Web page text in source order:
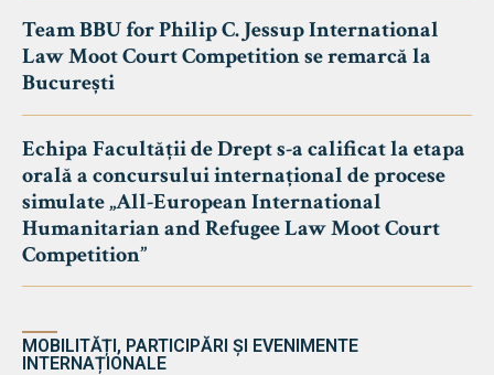
Team BBU for Philip C. Jessup International
Law Moot Court Competition se remarcă la
București
Echipa Facultății de Drept s-a calificat la etapa
orală a concursului internațional de procese
simulate „All-European International
Humanitarian and Refugee Law Moot Court
Competition”
MOBILITĂȚI, PARTICIPĂRI ȘI EVENIMENTE
INTERNAȚIONALE